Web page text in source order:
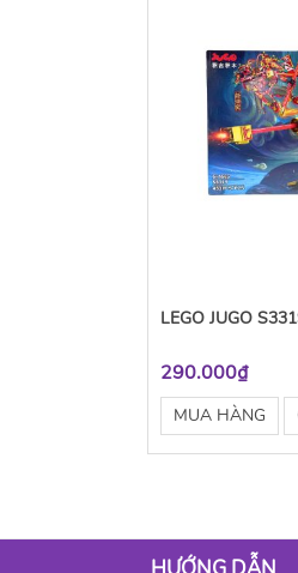
LEGO JUGO
290.000₫
MUA HÀNG